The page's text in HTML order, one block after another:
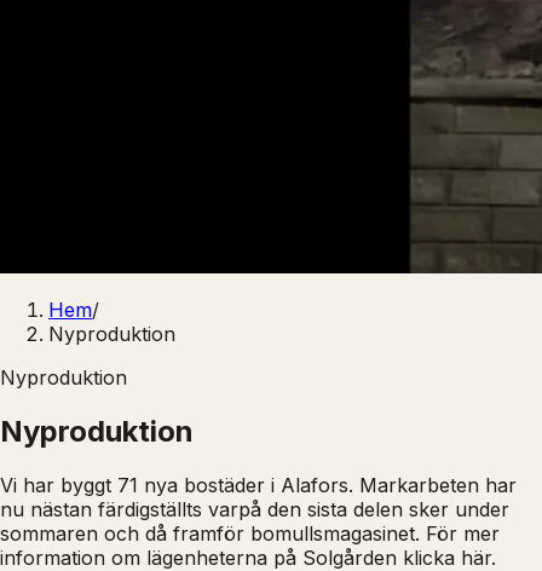
Hem/
Nyproduktion
Nyproduktion
Nyproduktion
Vi har byggt 71 nya bostäder i Alafors. Markarbeten har
nu nästan färdigställts varpå den sista delen sker under
sommaren och då framför bomullsmagasinet. För mer
information om lägenheterna på Solgården klicka här.